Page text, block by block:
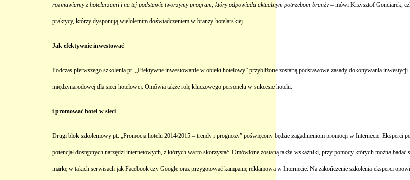
rozmawiamy z hotelarzami i na tej podstawie tworzymy program, który odpowiada aktualnym potrzebom branży– mówi Krzysztof Gonciarek,
praktycy, którzy dysponują wieloletnim doświadczeniem w branży hotelarskiej.
Jak efektywnie inwestować
Podczas pierwszego szkolenia pt. „Efektywne inwestowanie w obiekt hotelowy” przybliżone zostaną podstawowe zasady dokonywania
międzynarodowej dla sieci hotelowej. Omówią także rolę kluczowego personelu w sukcesie hotelu.
i promować hotel w sieci
Drugi blok szkoleniowy pt. „Promocja hotelu 2014/2015 – trendy i prognozy” poświęcony będzie zagadnieniom promocji w Internecie. Eksperci
potencjał dostępnych narzędzi internetowych, z których warto skorzystać. Omówione zostaną także wskaźniki, przy pomocy których można
markę w takich serwisach jak Facebook czy Google oraz przygotować kampanię reklamową w Internecie. Na zakończenie szkolenia eksperci